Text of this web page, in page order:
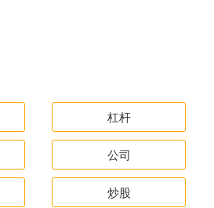
杠杆
公司
炒股